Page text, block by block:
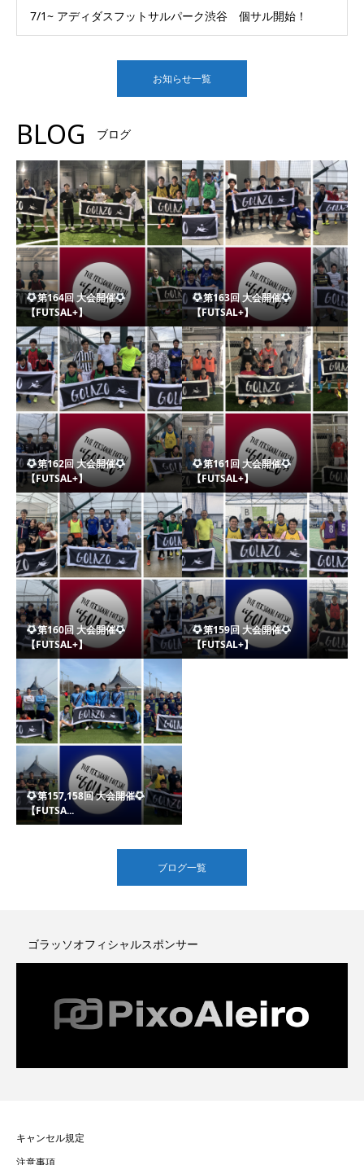
7/1~ アディダスフットサルパーク渋谷 個サル開始！
お知らせ一覧
BLOG ブログ
第164回 大会開催
【FUTSAL+】
第163回 大会開催
【FUTSAL+】
第162回 大会開催
【FUTSAL+】
第161回 大会開催
【FUTSAL+】
第160回 大会開催
【FUTSAL+】
第159回 大会開催
【FUTSAL+】
第157,158回 大会開催
【FUTSA...
ブログ一覧
ゴラッソオフィシャルスポンサー
キャンセル規定
注意事項